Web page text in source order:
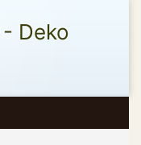
Deko